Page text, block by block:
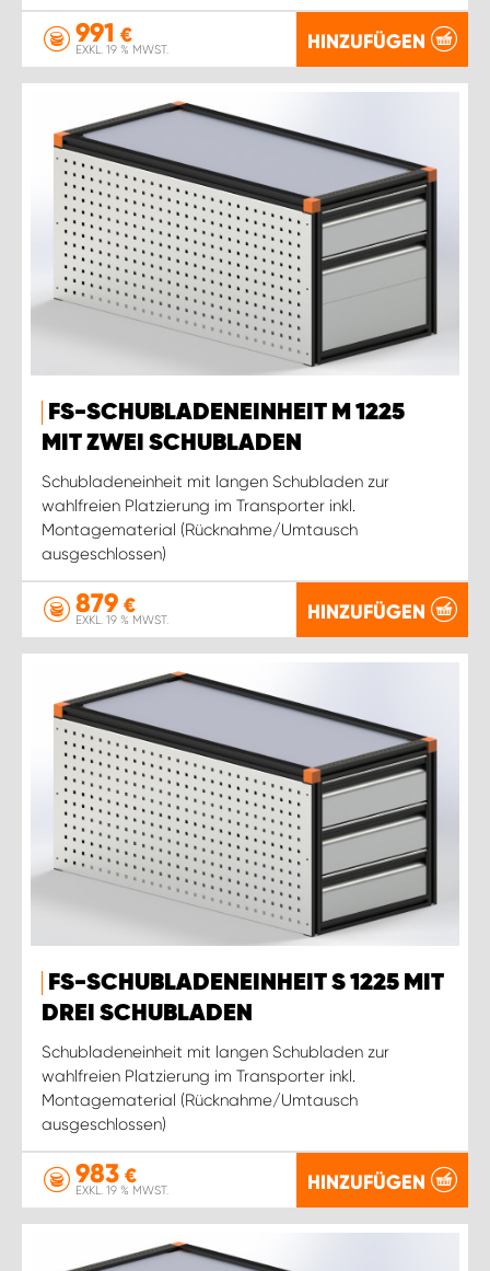
991 €
EXKL. 19 % MWST. HINZUFÜGEN
FS-SCHUBLADENEINHEIT M 1225
MIT ZWEI SCHUBLADEN
Schubladeneinheit mit langen Schubladen zur
wahlfreien Platzierung im Transporter inkl.
Montagematerial (Rücknahme/Umtausch
ausgeschlossen)
879 €
EXKL. 19 % MWST. HINZUFÜGEN
FS-SCHUBLADENEINHEIT S 1225 MIT
DREI SCHUBLADEN
Schubladeneinheit mit langen Schubladen zur
wahlfreien Platzierung im Transporter inkl.
Montagematerial (Rücknahme/Umtausch
ausgeschlossen)
983 €
EXKL. 19 % MWST. HINZUFÜGEN